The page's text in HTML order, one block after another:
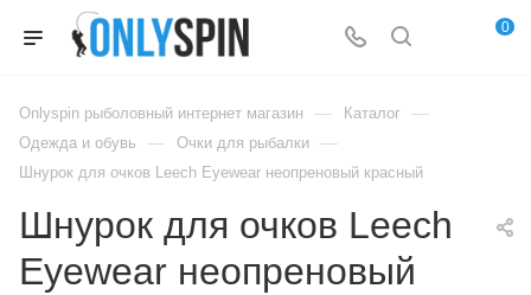
0
Onlyspin рыболовный интернет магазин — Каталог —
Одежда и обувь — Очки для рыбалки —
Шнурок для очков Leech Eyewear неопреновый красный
Шнурок для очков Leech
Eyewear неопреновый